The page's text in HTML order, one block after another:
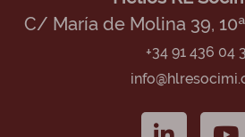
C/ María de Molina 39,
+34 91 436 04